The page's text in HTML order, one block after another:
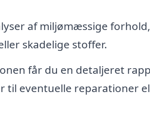
af miljømæssige
skadelige stoffer.
får du en detaljeret
til eventuelle reparationer